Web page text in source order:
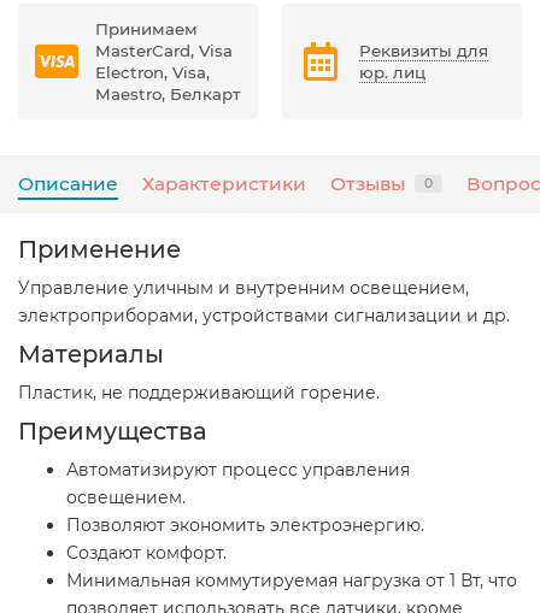
Принимаем
MasterCard, Visa
Electron, Visa,
Maestro, Белкарт
Реквизиты для
юр. лиц
Описание Характеристики Отзывы 0
Применение
Управление уличным и внутренним освещением,
электроприборами, устройствами сигнализации и др.
Материалы
Пластик, не поддерживающий горение.
Преимущества
Автоматизируют процесс управления
освещением.
Позволяют экономить электроэнергию.
Создают комфорт.
Минимальная коммутируемая нагрузка от 1 Вт, что
позволяет использовать все датчики, кроме